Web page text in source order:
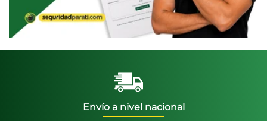
Envío a nivel nacional